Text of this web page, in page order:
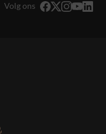
Volg ons